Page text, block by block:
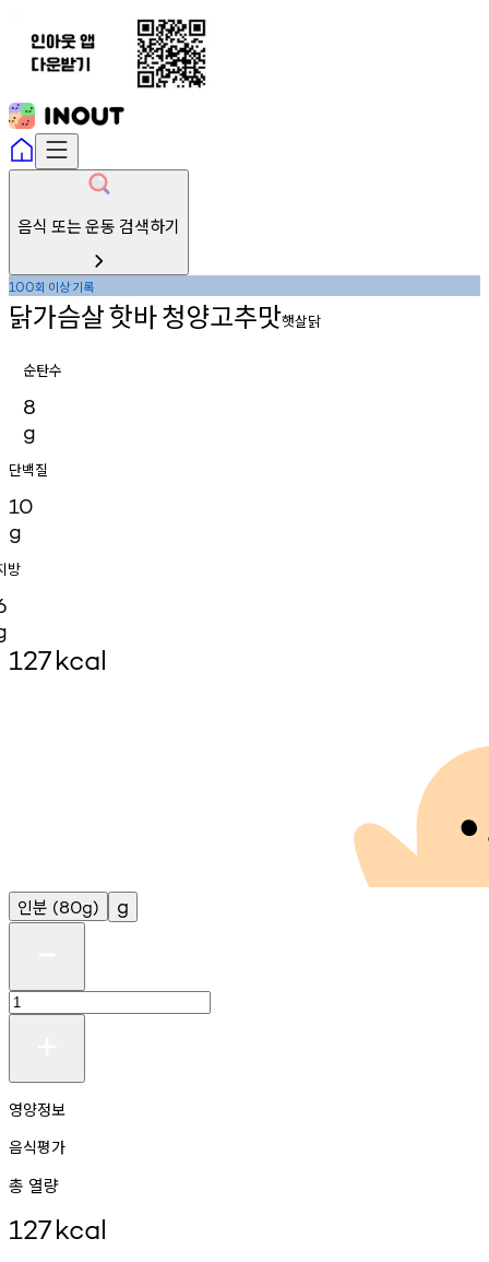
음식 또는 운동 검색하기
100회 이상기록
닭가슴살핫바청양고추맛햇살닭
순탄수
8
g
단백질
10
g
방
127kcal
인분 (80g) g
영양정보
음식평가
총 열량
127kcal